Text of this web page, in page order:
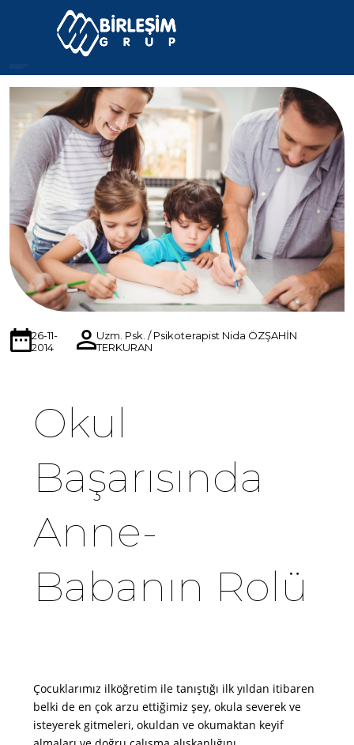
26-11-
2014
Uzm. Psk. / Psikoterapist Nida ÖZŞAHİN
TERKURAN
Okul
Başarısında
Anne-
Babanın Rolü
Çocuklarımız ilköğretim ile tanıştığı ilk yıldan itibaren
belki de en çok arzu ettiğimiz şey, okula severek ve
isteyerek gitmeleri, okuldan ve okumaktan keyif